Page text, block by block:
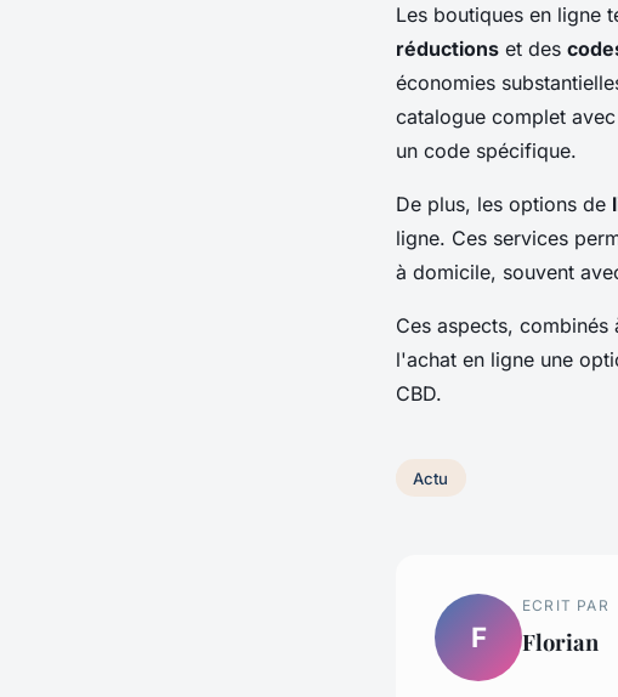
Les boutiques en ligne
réductions et des
économies
catalogue complet
un code spécifique.
De plus, les options de
ligne. Ces services
à domicile, souvent
Ces aspects,
l'achat en ligne une
CBD.
Actu
F
ECRIT PAR
Florian